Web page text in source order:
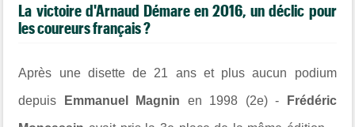
La victoire d'Arnaud Démare en 2016, un déclic pour
les coureurs français ?
Après une disette de 21 ans et plus aucun podium
depuis Emmanuel Magnin en 1998 (2e) - Frédéric